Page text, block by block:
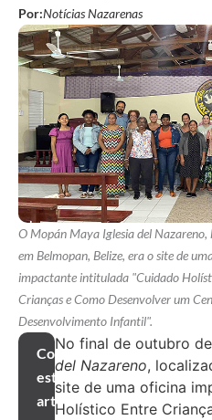
Por:Notícias Nazarenas
O Mopán Maya Iglesia del Nazareno,
em Belmopan, Belize, era o site de
impactante intitulada "Cuidado
Crianças e Como Desenvolver um
Desenvolvimento Infantil".
Compartilhar
este
artigo
No final de outubro
del Nazareno,
site de uma oficina
Holístico Entre